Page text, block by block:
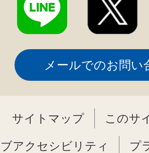
メールでのお問い
サイトマップ このサ
アクセシビリティ プ